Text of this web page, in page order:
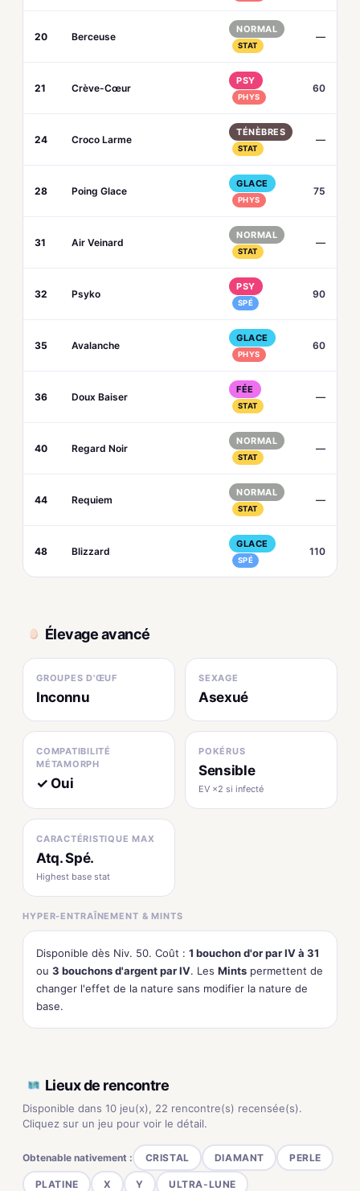
20 Berceuse
NORMAL
STAT
—
21 Crève-Cœur
PSY
PHYS
60
24 Croco Larme
TÉNÈBRES
STAT
—
28 Poing Glace
GLACE
PHYS
75
31 Air Veinard
NORMAL
STAT
—
32 Psyko
PSY
SPÉ
90
35 Avalanche
GLACE
PHYS
60
36 Doux Baiser
FÉE
STAT
—
40 Regard Noir
NORMAL
STAT
—
44 Requiem
NORMAL
STAT
—
48 Blizzard
GLACE
SPÉ
110
Élevage avancé
GROUPES D'ŒUF
Inconnu
SEXAGE
Asexué
COMPATIBILITÉ
MÉTAMORPH
✓ Oui
POKÉRUS
Sensible
EV ×2 si infecté
CARACTÉRISTIQUE MAX
Atq. Spé.
Highest base stat
HYPER-ENTRAÎNEMENT & MINTS
Disponible dès Niv. 50. Coût : 1 bouchon d'or par IV à 31
ou 3 bouchons d'argent par IV. Les Mints permettent de
changer l'effet de la nature sans modifier la nature de
base.
Lieux de rencontre
Disponible dans 10 jeu(x), 22 rencontre(s) recensée(s).
Cliquez sur un jeu pour voir le détail.
Obtenable nativement : CRISTAL DIAMANT PERLE
PLATINE X Y ULTRA-LUNE